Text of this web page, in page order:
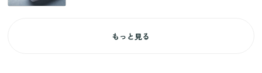
もっと見る